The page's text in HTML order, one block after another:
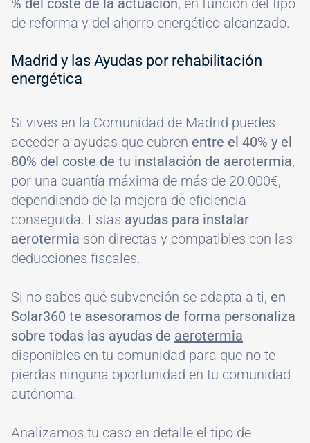
% del coste de la actuación, en función del tipo
de reforma y del ahorro energético alcanzado.
Madrid y las Ayudas por rehabilitación
energética
Si vives en la Comunidad de Madrid puedes
acceder a ayudas que cubren entre el 40% y el
80% del coste de tu instalación de aerotermia,
por una cuantía máxima de más de 20.000€,
dependiendo de la mejora de eficiencia
conseguida. Estas ayudas para instalar
aerotermia son directas y compatibles con las
deducciones fiscales.
Si no sabes qué subvención se adapta a ti, en
Solar360 te asesoramos de forma personaliza
sobre todas las ayudas de aerotermia
disponibles en tu comunidad para que no te
pierdas ninguna oportunidad en tu comunidad
autónoma.
Analizamos tu caso en detalle el tipo de